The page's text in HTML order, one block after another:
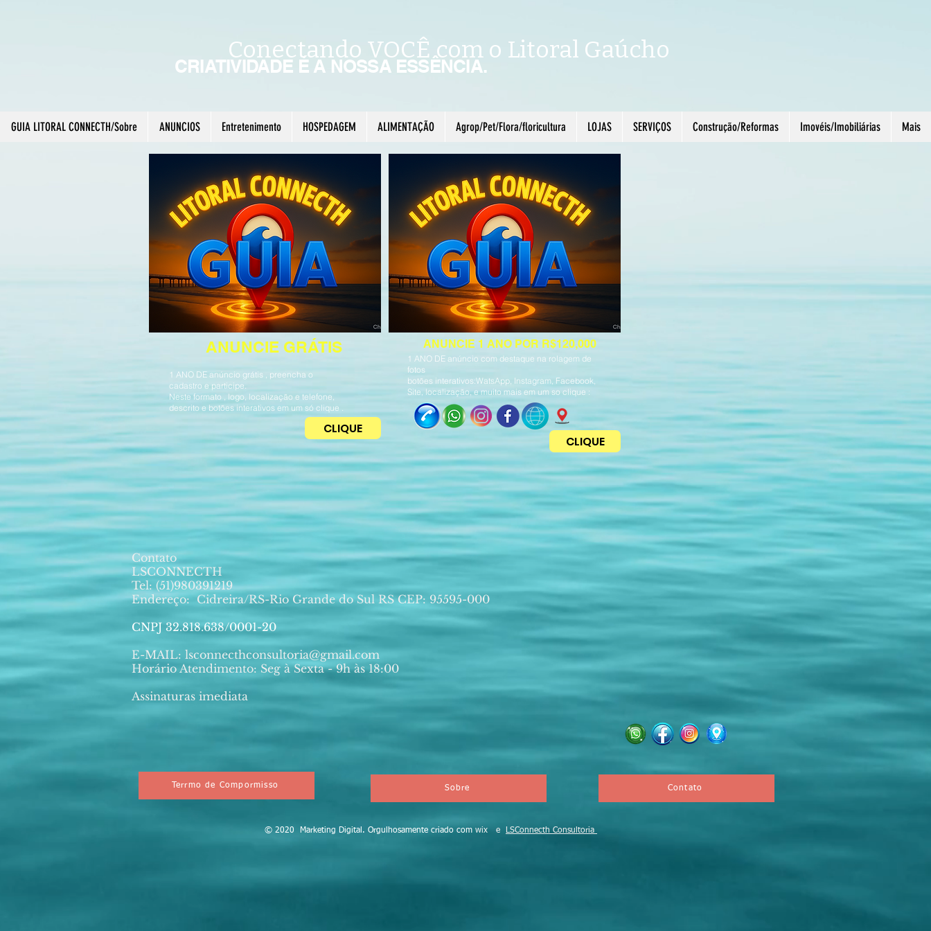
Conectando VOCÊ com o Litoral Gaúcho
GUIA LITORAL CONNECTH/Sobre ANUNCIOS Entretenimento HOSPEDAGEM ALIMENTAÇÃO Agrop/Pet/Flora/floricultura LOJAS SERVIÇOS Construção/Reformas Imovéis/Imobiliárias Mais
ANUNCIE GRÁTIS
1 ANO DE anúncio grátis , preencha o
cadastro e participe.
Neste formato , logo, localização e telefone,
descrito e botões interativos em um só clique .
CLIQUE
ANUNCIE 1 ANO POR R$120,000
1 ANO DE anúncio com destaque na rolagem de
fotos
botões interativos:WatsApp, Instagram, Facebook,
Site, localização, e muito mais em um so clique :
CLIQUE
CRIATIVIDADE É A NOSSA ESSÊNCIA.
Contato
LSCONNECTH
Tel: (51)980391219
Endereço: Cidreira/RS-Rio Grande do Sul RS CEP: 95595-000
CNPJ 32.818.638/0001-20
E-MAIL: lsconnecthconsultoria@gmail.com
Horário Atendimento: Seg à Sexta - 9h às 18:00
Assinaturas imediata
Terrmo de Compormisso Sobre Contato
© 2020 Marketing Digital. Orgulhosamente criado com wix e LSConnecth Consultoria